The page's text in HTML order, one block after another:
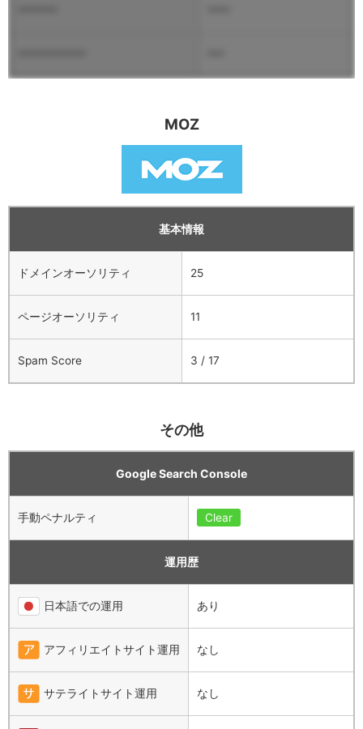
MOZ
基本情報
ドメインオーソリティ 25
ページオーソリティ 11
Spam Score 3 / 17
その他
Google Search Console
手動ペナルティ Clear
運用歴
日本語での運用 あり
アフィリエイトサイト運用 なし
サテライトサイト運用 なし